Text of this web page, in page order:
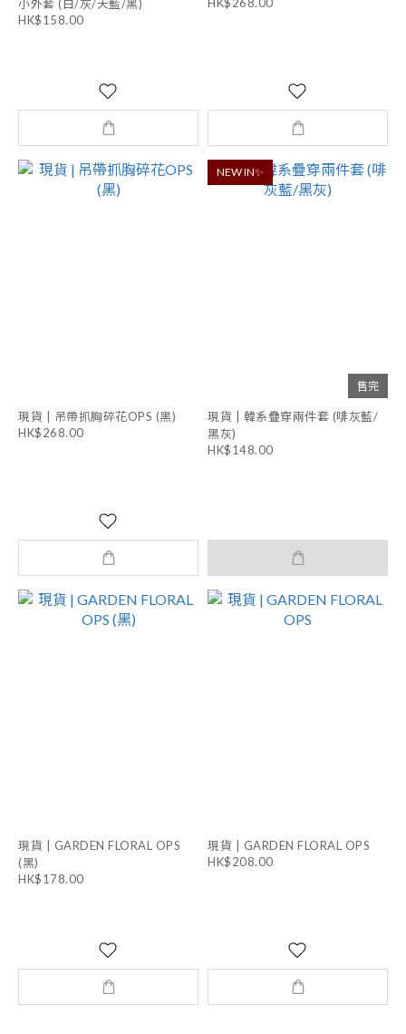
小外套 (白/灰/天藍/黑)
HK$158.00
現貨 | 吊帶抓胸碎花OPS (黑)
HK$268.00
NEW IN✨
售完
現貨 | 韓系疊穿兩件套 (啡灰藍/
黑灰)
HK$148.00
現貨 | GARDEN FLORAL OPS
(黑)
HK$178.00
現貨 | GARDEN FLORAL OPS
HK$208.00